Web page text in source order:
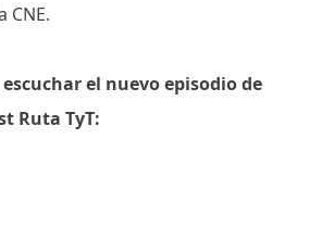
CNE.
el nuevo episodio de
Ruta TyT: